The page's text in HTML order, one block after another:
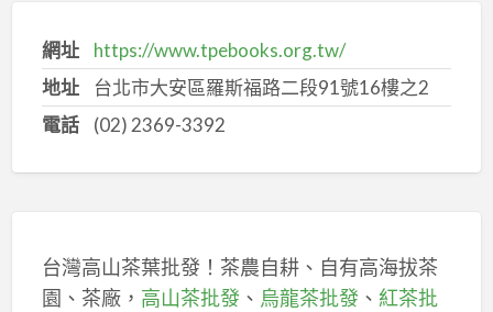
網址
https://www.tpebooks.org.tw/
地址
台北市大安區羅斯福路二段91號16樓之2
電話
(02) 2369-3392
台灣高山茶葉批發！茶農自耕、自有高海拔茶
園、茶廠， 高山茶批發、 烏龍茶批發、 紅茶批